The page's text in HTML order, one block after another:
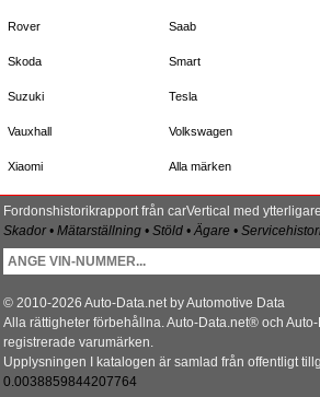
Rover Saab
Skoda Smart
Suzuki Tesla
Vauxhall Volkswagen
Xiaomi Alla märken
Fordonshistorikrapport från carVertical med
Skador • Mätarställning • Stöld • Ägare •
© 2010-2026 Auto-Data.net by Automotive Data
Alla rättigheter förbehållna. Auto-Data.net® och
registrerade varumärken.
Upplysningen I katalogen är samlad från offentligt
0.0038859844207764